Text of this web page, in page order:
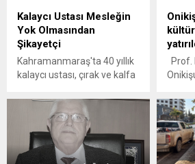
Kalaycı Ustası Mesleğin
Yok Olmasından
Şikayetçi
Kahramanmaraş'ta 40 yıllık
kalaycı ustası, çırak ve kalfa
Prof.